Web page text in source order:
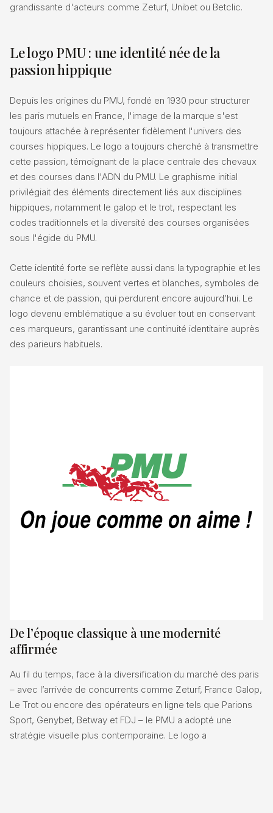
grandissante d'acteurs comme Zeturf, Unibet ou Betclic.
Le logo PMU : une identité née de la
passion hippique
Depuis les origines du PMU, fondé en 1930 pour structurer
les paris mutuels en France, l'image de la marque s'est
toujours attachée à représenter fidèlement l'univers des
courses hippiques. Le logo a toujours cherché à transmettre
cette passion, témoignant de la place centrale des chevaux
et des courses dans l'ADN du PMU. Le graphisme initial
privilégiait des éléments directement liés aux disciplines
hippiques, notamment le galop et le trot, respectant les
codes traditionnels et la diversité des courses organisées
sous l'égide du PMU.
Cette identité forte se reflète aussi dans la typographie et les
couleurs choisies, souvent vertes et blanches, symboles de
chance et de passion, qui perdurent encore aujourd’hui. Le
logo devenu emblématique a su évoluer tout en conservant
ces marqueurs, garantissant une continuité identitaire auprès
des parieurs habituels.
De l’époque classique à une modernité
affirmée
Au fil du temps, face à la diversification du marché des paris
– avec l’arrivée de concurrents comme Zeturf, France Galop,
Le Trot ou encore des opérateurs en ligne tels que Parions
Sport, Genybet, Betway et FDJ – le PMU a adopté une
stratégie visuelle plus contemporaine. Le logo a